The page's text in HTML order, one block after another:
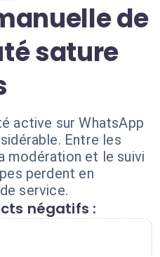
de
sature
active sur WhatsApp
Entre les
modération et le suivi
perdent en
service.
négatifs :